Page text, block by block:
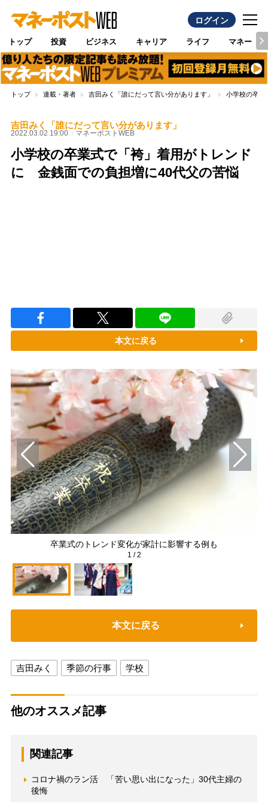
ログイン
トップ 投資 ビジネス キャリア ライフ マネー
トップ 連載・著者 吉田みく「誰にだって言い分があります」 小学校の卒
吉田みく「誰にだって言い分があります」
2022.03.02 19:00 マネーポストWEB
小学校の卒業式で「袴」着用がトレンド
に 金銭面での負担増に40代父の苦悩
本文に戻る
卒業式のトレンド変化が家計に影響する例も
1 /2
本文に戻る
吉田みく 季節の行事 学校
他のオススメ記事
関連記事
コロナ禍のラン活 「苦い思い出になった」30代主婦の
後悔